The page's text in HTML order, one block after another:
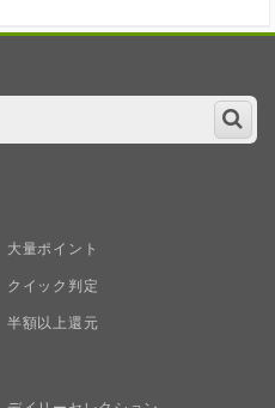
大量ポイント
クイック判定
半額以上還元